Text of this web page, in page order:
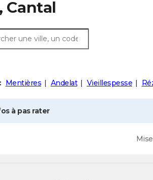
Cantal
Mentières Andelat Vieillespesse
à pas rater